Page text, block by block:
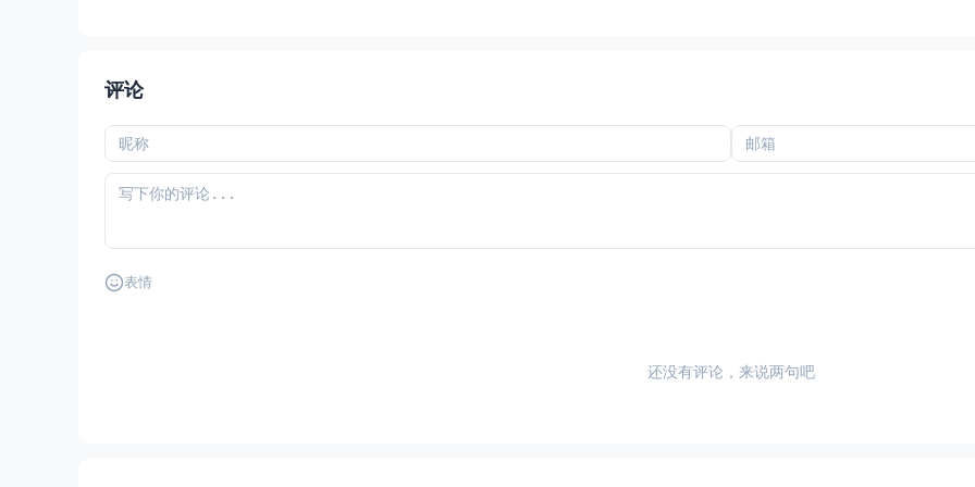
评论
表情
还没有评论，来说两句吧